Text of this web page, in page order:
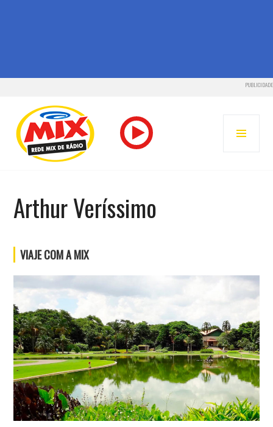
PUBLICIDADE
conteúdo
RADIO MIX CUIABÁ – 93.3 FM
Arthur Veríssimo
VIAJE COM A MIX